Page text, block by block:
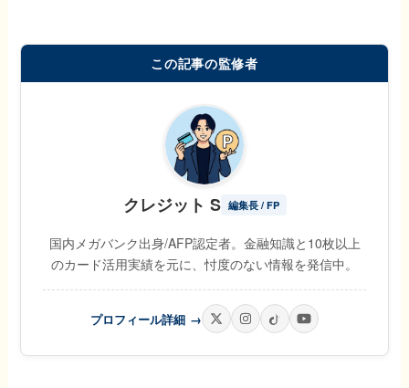
この記事の監修者
クレジット S 編集長 / FP
国内メガバンク出身/AFP認定者。金融知識と10枚以上
のカード活用実績を元に、忖度のない情報を発信中。
プロフィール詳細 →